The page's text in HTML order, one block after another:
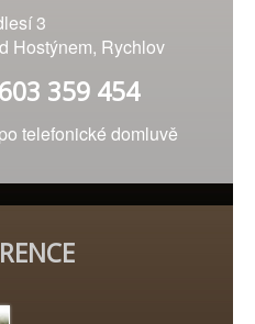
3
Hostýnem, Rychlov
359 454
telefonické domluvě